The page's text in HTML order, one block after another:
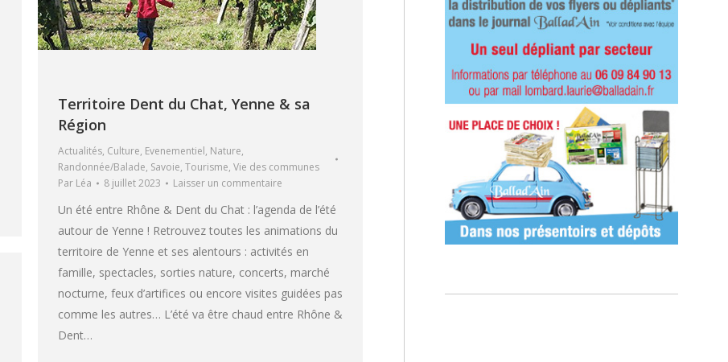
Territoire Dent du Chat, Yenne & sa
Région
Actualités, Culture, Evenementiel, Nature,
Randonnée/Balade, Savoie, Tourisme, Vie des communes
Par Léa 8 juillet 2023 Laisser un commentaire
Un été entre Rhône & Dent du Chat : l’agenda de l’été
autour de Yenne ! Retrouvez toutes les animations du
territoire de Yenne et ses alentours : activités en
famille, spectacles, sorties nature, concerts, marché
nocturne, feux d’artifices ou encore visites guidées pas
comme les autres… L’été va être chaud entre Rhône &
Dent…